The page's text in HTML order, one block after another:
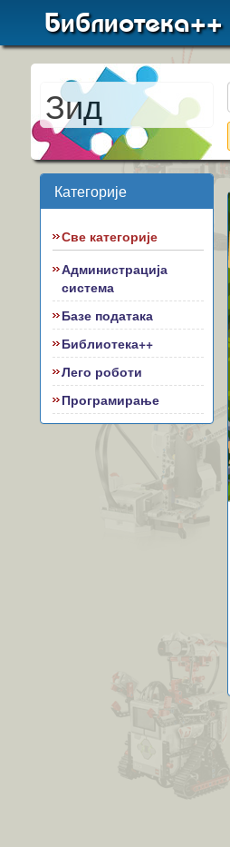
Библиотека++
Зид
Категорије
Све категорије
Администрација
система
Базе података
Библиотека++
Лего роботи
Програмирање